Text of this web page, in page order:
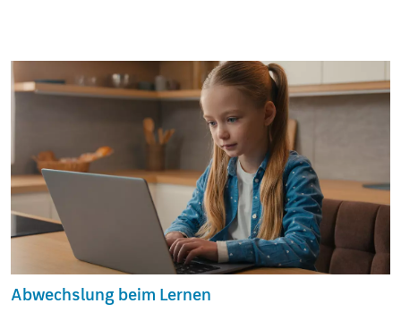
Abwechslung beim Lernen